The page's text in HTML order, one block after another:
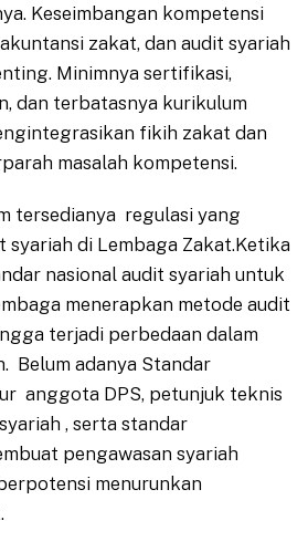
Keseimbangan kompetensi
zakat, dan audit syariah
Minimnya sertifikasi,
dan terbatasnya kurikulum
fikih zakat dan
masalah kompetensi.
tersedianya regulasi yang
di Lembaga Zakat.Ketika
nasional audit syariah untuk
menerapkan metode audit
terjadi perbedaan dalam
Belum adanya Standar
anggota DPS, petunjuk teknis
, serta standar
pengawasan syariah
menurunkan